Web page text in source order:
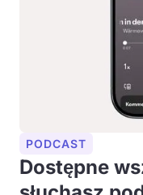
PODCAST
Dostępne